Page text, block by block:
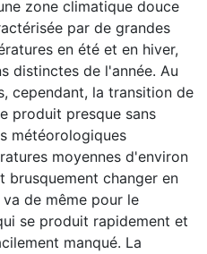
zone climatique douce
par de grandes
en été et en hiver,
distinctes de l'année. Au
cependant, la transition de
produit presque sans
météorologiques
moyennes d'environ
brusquement changer en
de même pour le
se produit rapidement et
manqué. La